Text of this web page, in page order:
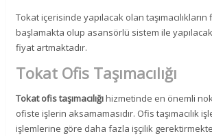
Tokat içerisinde yapılacak olan
başlamakta olup asansörlü sistem ile yapılacak
fiyat artmaktadır.
Tokat Ofis Taşımacılığı
Tokat ofis taşımacılığıhizmetinde en önemli
ofiste işlerin aksamamasıdır. Ofis taşımacılık
işlemlerine göre daha fazla işçilik